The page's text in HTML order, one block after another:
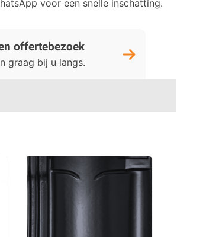
voor een snelle inschatting.
offertebezoek
graag bij u langs.